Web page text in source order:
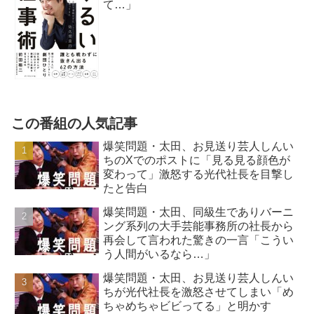
て…」
この番組の人気記事
爆笑問題・太田、お見送り芸人しんい
ちのXでのポストに「見る見る顔色が
変わって」激怒する光代社長を目撃し
たと告白
爆笑問題・太田、同級生でありバーニ
ング系列の大手芸能事務所の社長から
再会して言われた驚きの一言「こうい
う人間がいるなら…」
爆笑問題・太田、お見送り芸人しんい
ちが光代社長を激怒させてしまい「め
ちゃめちゃビビってる」と明かす